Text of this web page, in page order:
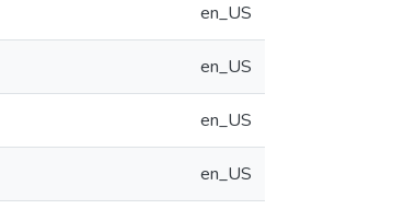
en_US
en_US
en_US
en_US